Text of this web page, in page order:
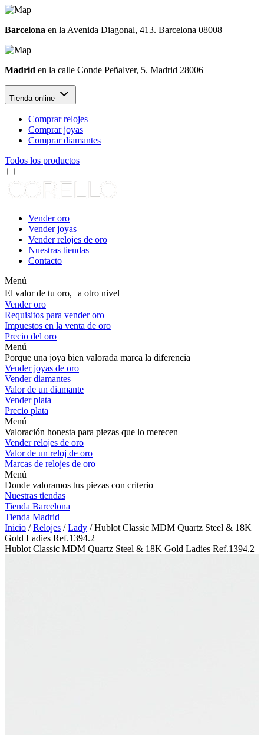
Barcelona en la Avenida Diagonal, 413. Barcelona 08008
Madrid en la calle Conde Peñalver, 5. Madrid 28006
Tienda online
Comprar relojes
Comprar joyas
Comprar diamantes
Todos los productos
Vender oro
Vender joyas
Vender relojes de oro
Nuestras tiendas
Contacto
Menú
El valor de tu oro, a otro nivel
Vender oro
Requisitos para vender oro
Impuestos en la venta de oro
Precio del oro
Menú
Porque una joya bien valorada marca la diferencia
Vender joyas de oro
Vender diamantes
Valor de un diamante
Vender plata
Precio plata
Menú
Valoración honesta para piezas que lo merecen
Vender relojes de oro
Valor de un reloj de oro
Marcas de relojes de oro
Menú
Donde valoramos tus piezas con criterio
Nuestras tiendas
Tienda Barcelona
Tienda Madrid
Inicio /Relojes /Lady / Hublot Classic MDM Quartz Steel & 18K
Gold Ladies Ref.1394.2
Hublot Classic MDM Quartz Steel & 18K Gold Ladies Ref.1394.2